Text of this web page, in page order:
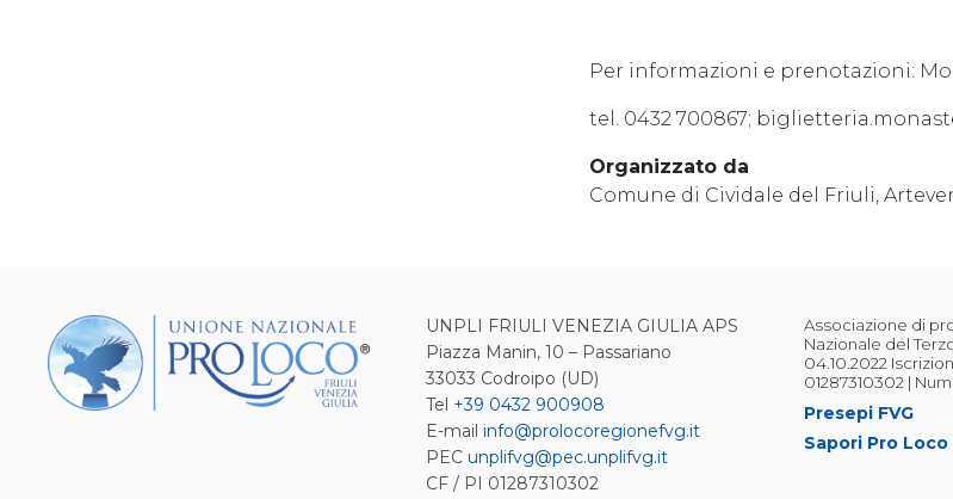
Per informazioni e prenotazioni:
tel. 0432 700867;
Organizzato da
Comune di Cividale del Friuli,
UNPLI FRIULI VENEZIA GIULIA APS
Piazza Manin, 10 – Passariano
33033 Codroipo (UD)
Tel +39 0432 900908
E-mail info@prolocoregionefvg.it
PEC unplifvg@pec.unplifvg.it
CF / PI 01287310302
Associazione di
Nazionale del
04.10.2022
01287310302 |
Presepi FVG
Sapori Pro Loco